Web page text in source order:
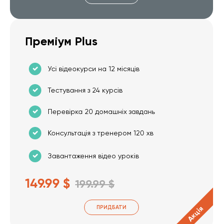
Преміум Plus
Усі відеокурси на 12 місяців
Тестування з 24 курсів
Перевірка 20 домашніх завдань
Консультація з тренером 120 хв
Завантаження відео уроків
149.99 $ 199.99 $
ПРИДБАТИ Акція